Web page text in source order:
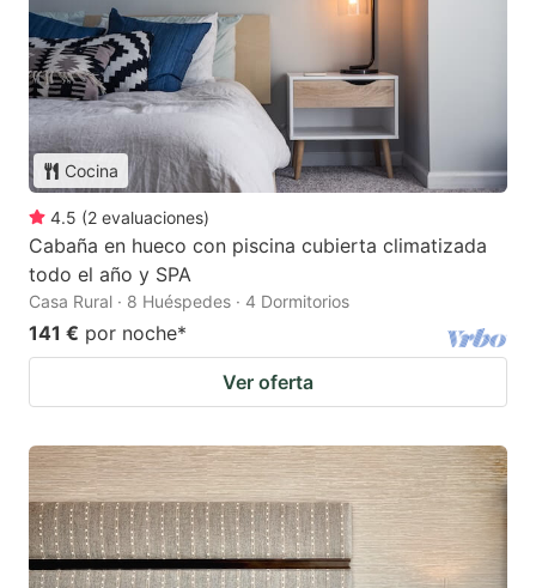
Cocina
4.5 (2 evaluaciones)
Cabaña en hueco con piscina cubierta climatizada
todo el año y SPA
Casa Rural · 8 Huéspedes · 4 Dormitorios
141 € por noche*
Ver oferta